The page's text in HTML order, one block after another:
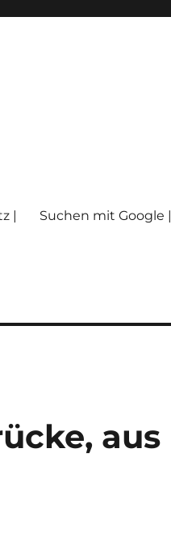
| Suchen mit Google
aus